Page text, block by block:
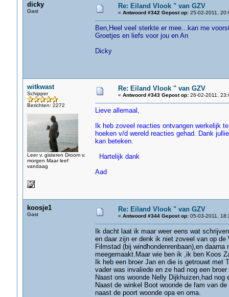
dicky
Gast
Re: Eiland Vlook " van GZV
« Antwoord #342 Gepost op:25-02-2011,
Ben, Heel veel sterkte er mee...kan me
Groetjes en liefs voor jou en An
Dicky
witkwast
Schipper
Berichten: 2272
Leer v. gisteren Droom v.
morgen Maar leef
vandaag
Re: Eiland Vlook " van GZV
« Antwoord #343 Gepost op:26-02-2011,
Lieve allemaal,
Ik heb zoveel reacties ontvangen werkelijk
hoeken v/d wereld reacties gehad. Dank
kan beteken.
Hartelijk dank
Aad
koosje1
Gast
Re: Eiland Vlook " van GZV
« Antwoord #344 Gepost op:05-03-2011,
Ik dacht laat ik maar weer eens wat
en daar zijn er denk ik niet zoveel van op
Filmstad (bij windhondenrenbaan),en
meegemaakt.Maar wie ben ik ,ik ben Koos
Ik heb een broer Jan en die is getrouwt met
vader was invaliede en ze had nog een
Naast ons woonde Nelly Dijkhuizen,had nog
Naast de winkel Boot woonde de fam van
naast de poort woonde opa en oma.